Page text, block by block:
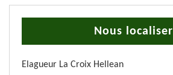
Nous localiser
Elagueur La Croix Hellean